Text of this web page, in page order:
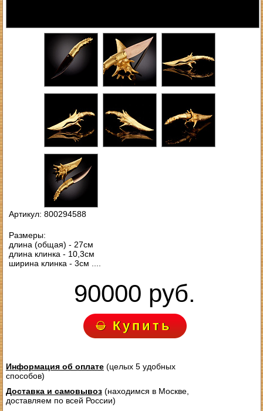
Артикул: 800294588
Размеры:
длина (общая) - 27см
длина клинка - 10,3см
ширина клинка - 3см ....
90000 руб.
Купить
Информация об оплате(целых 5 удобных
способов)
Доставка и самовывоз(находимся в Москве,
доставляем по всей России)